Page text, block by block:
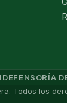
DEFENSORÍA
Todos los